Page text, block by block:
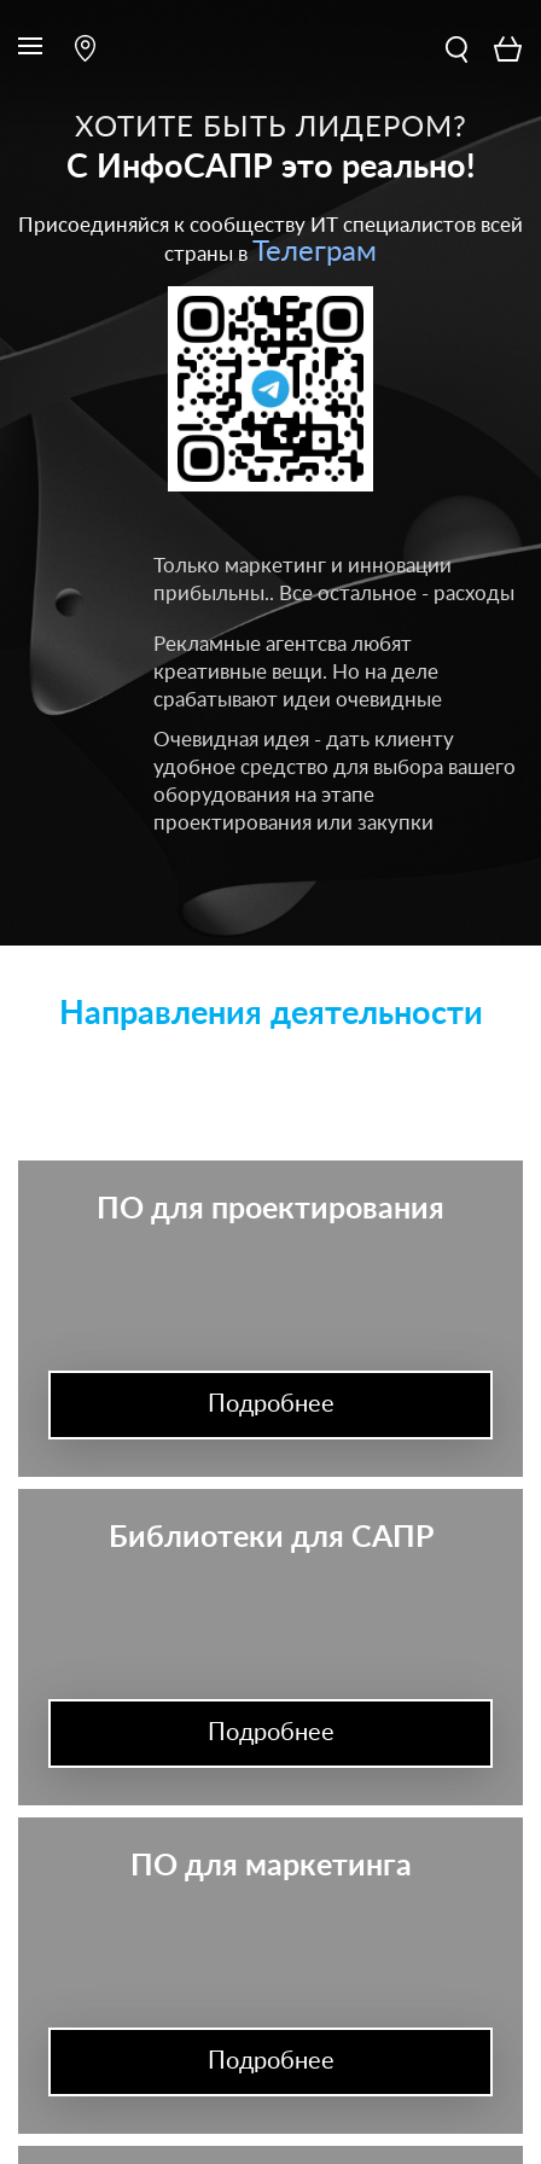
ХОТИТЕ БЫТЬ ЛИДЕРОМ?
С ИнфоСАПР это реально!
Присоединяйся к сообществу ИТ специалистов всей
страны в Телеграм
Только маркетинг и инновации
прибыльны.. Все остальное - расходы
Рекламные агентсва любят
креативные вещи. Но на деле
срабатывают идеи очевидные
Очевидная идея - дать клиенту
удобное средство для выбора вашего
оборудования на этапе
проектирования или закупки
Направления деятельности
ПО для проектирования
Подробнее
Библиотеки для САПР
Подробнее
ПО для маркетинга
Подробнее